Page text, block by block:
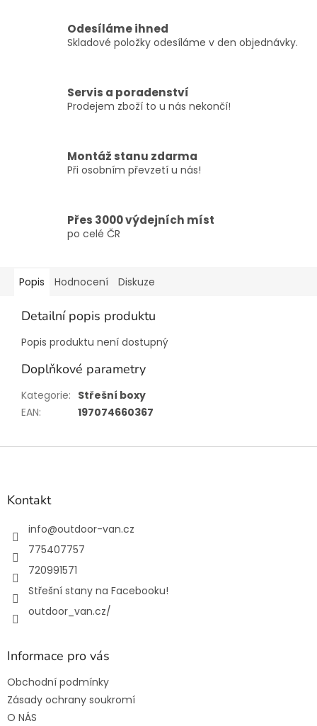
Odesíláme ihned
Skladové položky odesíláme v den objednávky.
Servis a poradenství
Prodejem zboží to u nás nekončí!
Montáž stanu zdarma
Při osobním převzetí u nás!
Přes 3000 výdejních míst
po celé ČR
Popis Hodnocení Diskuze
Detailní popis produktu
Popis produktu není dostupný
Doplňkové parametry
Kategorie: Střešní boxy
EAN: 197074660367
Z
Kontakt
info@outdoor-van.cz
775407757
720991571
Střešní stany na Facebooku!
outdoor_van.cz/
Informace pro vás
Obchodní podmínky
Zásady ochrany soukromí
O NÁS